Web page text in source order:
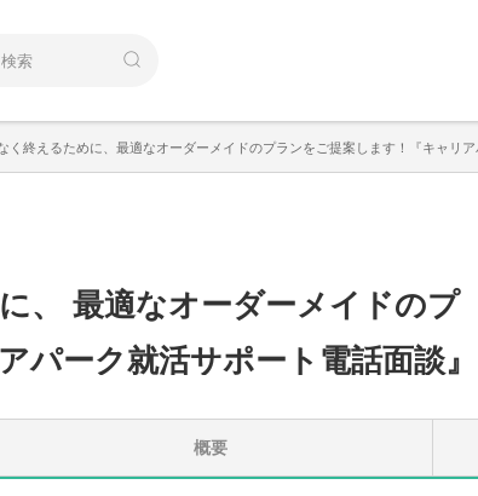
く終えるために、最適なオーダーメイドのプランをご提案します！『キャリア
、
最適なオーダーメイドのプ
パーク就活サポート電話面談』
概要